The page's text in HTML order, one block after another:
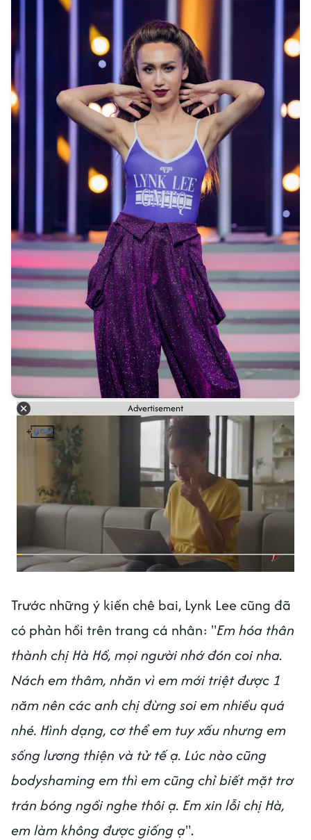
Advertisement
Trước những ý kiến chê bai, Lynk Lee cũng đã
có phản hồi trên trang cá nhân: "Em hóa thân
thành chị Hà Hồ, mọi người nhớ đón coi nha.
Nách em thâm, nhăn vì em mới triệt được 1
năm nên các anh chị đừng soi em nhiều quá
nhé. Hình dạng, cơ thể em tuy xấu nhưng em
sống lương thiện và tử tế ạ. Lúc nào cũng
bodyshaming em thì em cũng chỉ biết mặt trơ
trán bóng ngồi nghe thôi ạ. Em xin lỗi chị Hà,
em làm không được giống ạ".